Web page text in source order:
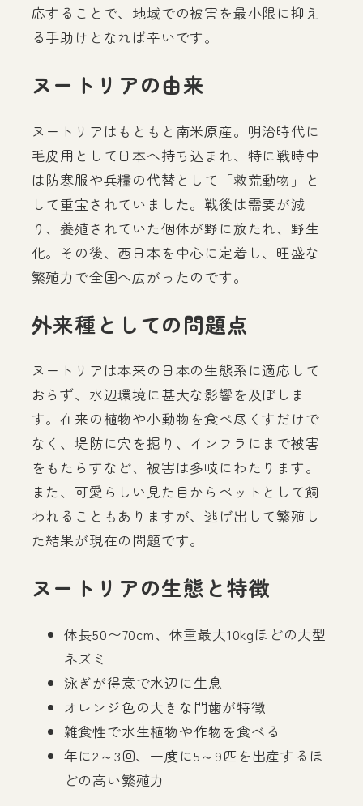
応することで、地域での被害を最小限に抑え
る手助けとなれば幸いです。
ヌートリアの由来
ヌートリアはもともと南米原産。明治時代に
毛皮用として日本へ持ち込まれ、特に戦時中
は防寒服や兵糧の代替として「救荒動物」と
して重宝されていました。戦後は需要が減
り、養殖されていた個体が野に放たれ、野生
化。その後、西日本を中心に定着し、旺盛な
繁殖力で全国へ広がったのです。
外来種としての問題点
ヌートリアは本来の日本の生態系に適応して
おらず、水辺環境に甚大な影響を及ぼしま
す。在来の植物や小動物を食べ尽くすだけで
なく、堤防に穴を掘り、インフラにまで被害
をもたらすなど、被害は多岐にわたります。
また、可愛らしい見た目からペットとして飼
われることもありますが、逃げ出して繁殖し
た結果が現在の問題です。
ヌートリアの生態と特徴
体長50〜70cm、体重最大10kgほどの大型
ネズミ
泳ぎが得意で水辺に生息
オレンジ色の大きな門歯が特徴
雑食性で水生植物や作物を食べる
年に2～3回、一度に5～9匹を出産するほ
どの高い繁殖力